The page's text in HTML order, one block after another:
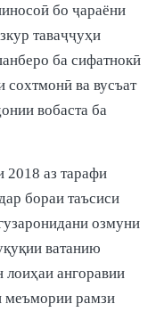
бо ҷараёни
таваҷҷуҳи
ба сифатнокӣ
сохтмонӣ ва вусъат
вобаста ба
аз тарафи
бораи таъсиси
озмуни
ватанию
лоиҳаи ангоравии
меъмории рамзи